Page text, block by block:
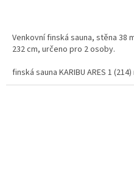
Venkovní finská sauna, stěna 38
232 cm, určeno pro 2 osoby.
finská sauna KARIBU ARES 1